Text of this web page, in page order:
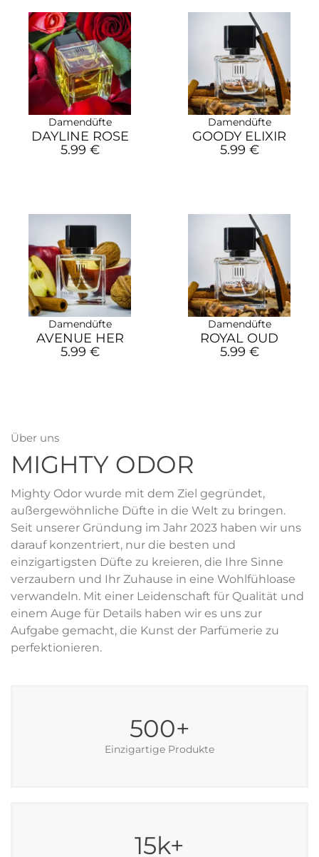
Damendüfte
DAYLINE ROSE
5.99 €
Damendüfte
GOODY ELIXIR
5.99 €
Damendüfte
AVENUE HER
5.99 €
Damendüfte
ROYAL OUD
5.99 €
Über uns
MIGHTY ODOR
Mighty Odor wurde mit dem Ziel gegründet,
außergewöhnliche Düfte in die Welt zu bringen.
Seit unserer Gründung im Jahr 2023 haben wir uns
darauf konzentriert, nur die besten und
einzigartigsten Düfte zu kreieren, die Ihre Sinne
verzaubern und Ihr Zuhause in eine Wohlfühloase
verwandeln. Mit einer Leidenschaft für Qualität und
einem Auge für Details haben wir es uns zur
Aufgabe gemacht, die Kunst der Parfümerie zu
perfektionieren.
Einzigartige Produkte
500+
15k+